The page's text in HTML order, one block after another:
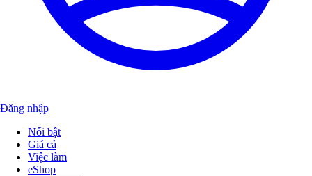
Đăng nhập
Nổi bật
Giá cả
Việc làm
eShop